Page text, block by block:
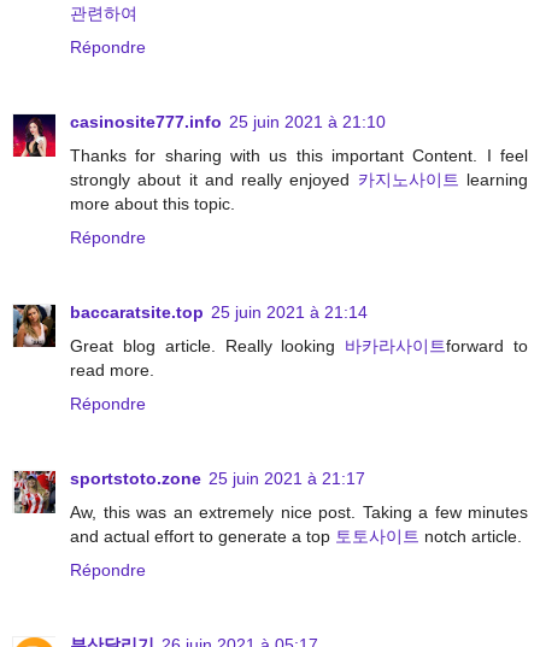
관련하여
Répondre
casinosite777.info 25 juin 2021 à 21:10
Thanks for sharing with us this important Content. I feel
strongly about it and really enjoyed 카지노사이트 learning
more about this topic.
Répondre
baccaratsite.top 25 juin 2021 à 21:14
Great blog article. Really looking 바카라사이트forward to
read more.
Répondre
sportstoto.zone 25 juin 2021 à 21:17
Aw, this was an extremely nice post. Taking a few minutes
and actual effort to generate a top 토토사이트 notch article.
Répondre